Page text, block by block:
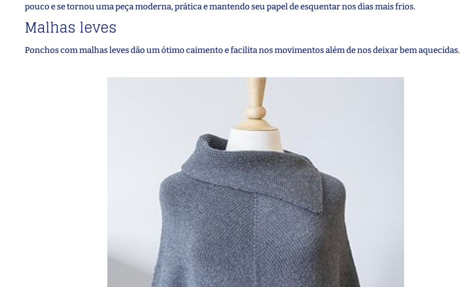
pouco e se tornou uma peça moderna, prática e mantendo seu papel de esquentar nos dias mais frios.
Malhas leves
Ponchos com malhas leves dão um ótimo caimento e facilita nos movimentos além de nos deixar bem aquecidas.